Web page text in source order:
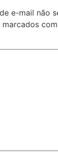
e-mail não
com